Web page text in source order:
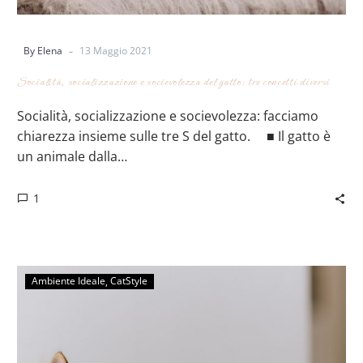
By Elena - 13 Maggio 2021
Socialità, socializzazione e socievolezza del gatto: tre concetti diversi
Socialità, socializzazione e socievolezza: facciamo
chiarezza insieme sulle tre S del gatto. ⠀ ■ Il gatto è
un animale dalla…
1
Ambiente Ideale CatStyle